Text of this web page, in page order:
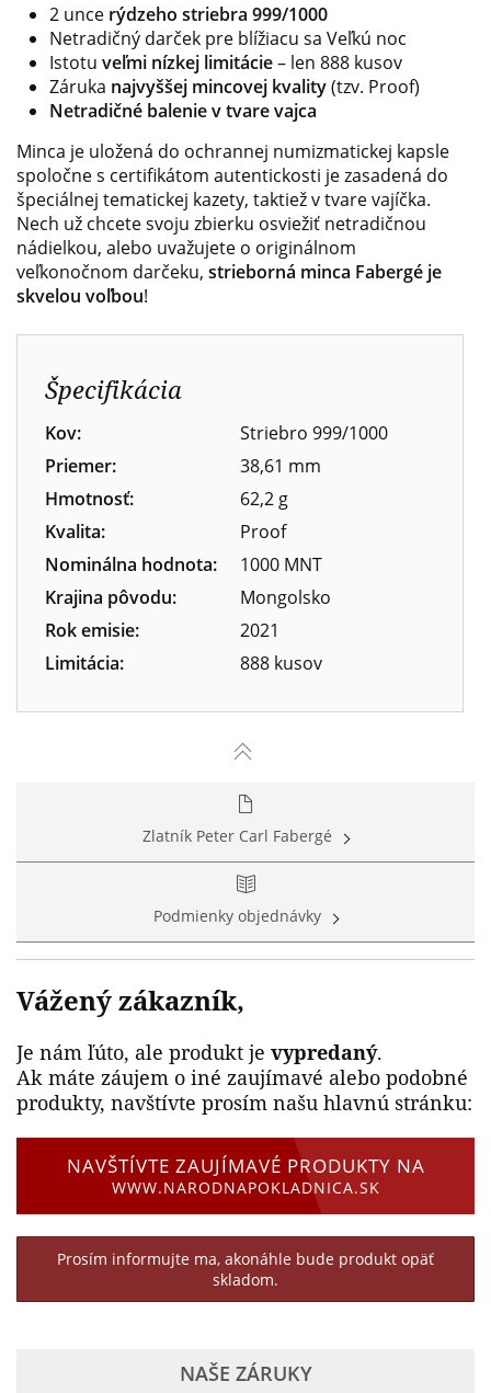
2 unce rýdzeho striebra 999/1000
Netradičný darček pre blížiacu sa Veľkú noc
Istotu veľmi nízkej limitácie– len 888 kusov
Záruka najvyššej mincovej kvality(tzv. Proof)
Netradičné balenie v tvare vajca
Minca je uložená do ochrannej numizmatickej kapsle
spoločne s certifikátom autentickosti je zasadená do
špeciálnej tematickej kazety, taktiež v tvare vajíčka.
Nech už chcete svoju zbierku osviežiť netradičnou
nádielkou, alebo uvažujete o originálnom
veľkonočnom darčeku, strieborná minca Fabergé je
skvelou voľbou!
Špecifikácia
Kov:
Striebro 999/1000
Priemer:
38,61 mm
Hmotnosť:
62,2 g
Kvalita:
Proof
Nominálna hodnota:
1000 MNT
Krajina pôvodu:
Mongolsko
Rok emisie:
2021
Limitácia:
888 kusov
Zlatník Peter Carl Fabergé
Podmienky objednávky
Vážený zákazník,
Je nám ľúto, ale produkt je vypredaný.
Ak máte záujem o iné zaujímavé alebo podobné
produkty, navštívte prosím našu hlavnú stránku:
NAVŠTÍVTE ZAUJÍMAVÉ PRODUKTY NA
WWW.NARODNAPOKLADNICA.SK
Prosím informujte ma, akonáhle bude produkt opäť
skladom.
NAŠE ZÁRUKY